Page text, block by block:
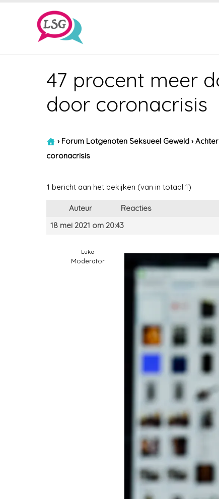
47 procent meer
door coronacrisis
› Forum Lotgenoten Seksueel Geweld ›
coronacrisis
1 bericht aan het bekijken (van in totaal 1)
Auteur
Reacties
18 mei 2021 om 20:43
Luka
Moderator